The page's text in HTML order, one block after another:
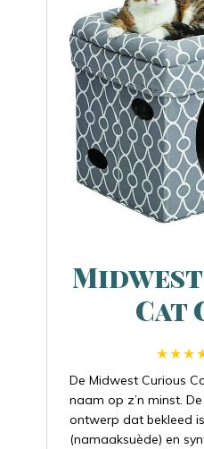
Cat
De Midwest Curious
naam op z’n minst.
ontwerp dat bekleed
(namaaksuède) en